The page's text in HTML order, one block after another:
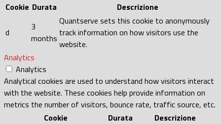
Cookie Durata Descrizione
d
3
months
Quantserve sets this cookie to anonymously
track information on how visitors use the
website.
Analytics
Analytics
Analytical cookies are used to understand how visitors interact
with the website. These cookies help provide information on
metrics the number of visitors, bounce rate, traffic source, etc.
Cookie
Durata Descrizione